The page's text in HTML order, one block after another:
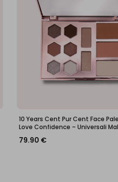
10 Years Cent Pur Cent Face
Love Confidence – Universali
79.90 €